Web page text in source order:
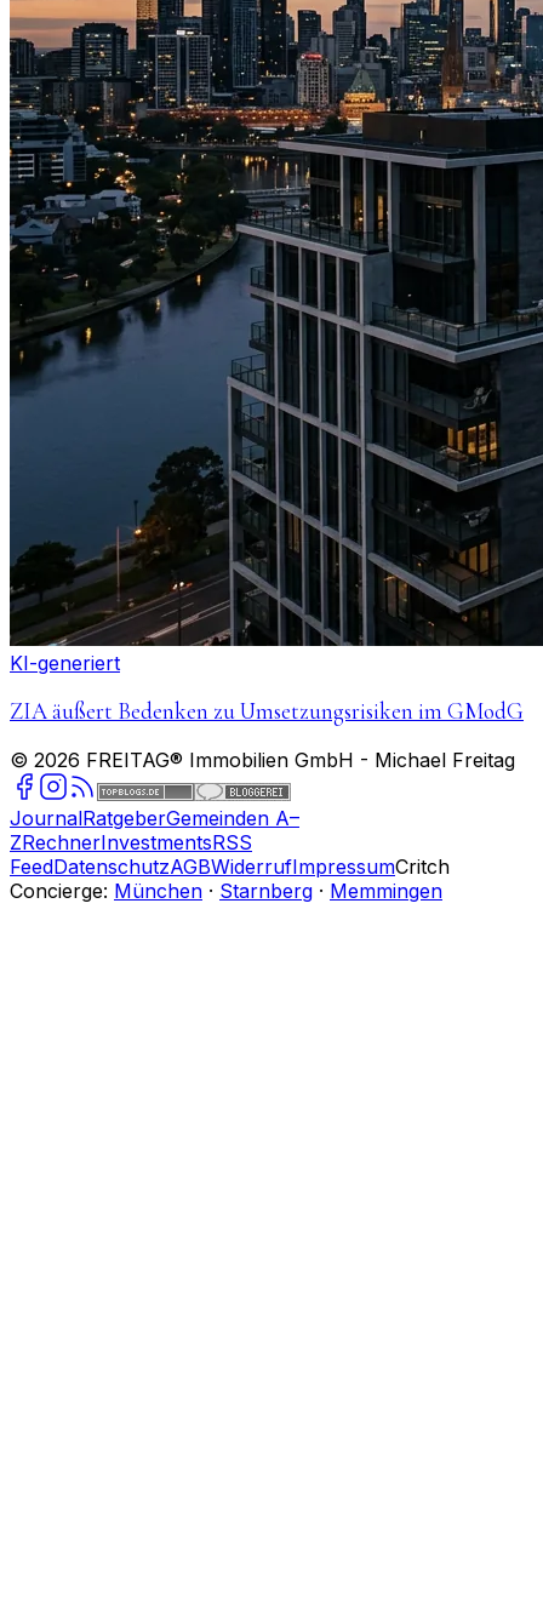
KI-generiert
ZIA äußert Bedenken zu Umsetzungsrisiken im GModG
© 2026 FREITAG® Immobilien GmbH - Michael Freitag
JournalRatgeberGemeinden A–
ZRechnerInvestmentsRSS
FeedDatenschutzAGBWiderrufImpressumCritch
Concierge: München · Starnberg · Memmingen